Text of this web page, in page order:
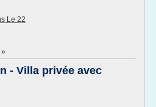
Le 22
»
- Villa privée avec